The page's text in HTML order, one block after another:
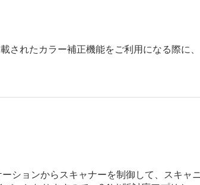
されたカラー補正機能をご利用になる際に
ションからスキャナーを制御して、スキャ